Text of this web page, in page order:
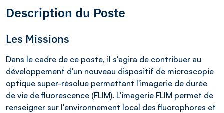
Description du Poste
Les Missions
Dans le cadre de ce poste, il s'agira de contribuer au
développement d'un nouveau dispositif de microscopie
optique super-résolue permettant l'imagerie de durée
de vie de fluorescence (FLIM). L'imagerie FLIM permet de
renseigner sur l'environnement local des fluorophores et